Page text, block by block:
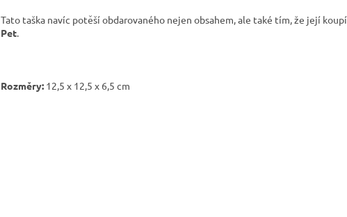
Tato taška navíc potěší obdarovaného nejen obsahem, ale také tím, že její koupí
Pet.
Rozměry: 12,5 x 12,5 x 6,5 cm